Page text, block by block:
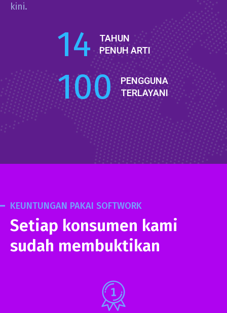
kini.
14
TAHUN
PENUH ARTI
100
PENGGUNA
TERLAYANI
KEUNTUNGAN PAKAI SOFTWORK
Setiap konsumen kami
sudah membuktikan